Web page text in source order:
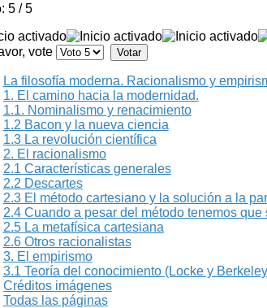
5/5
vote
La filosofía moderna. Racionalismo y
1. El camino hacia la modernidad.
1.1. Nominalismo y renacimiento
1.2 Bacon y la nueva ciencia
1.3 La revolución científica
2. El racionalismo
2.1 Características generales
2.2 Descartes
2.3 El método cartesiano y la solución a la
2.4 Cuando a pesar del método tenemos que
2.5 La metafísica cartesiana
2.6 Otros racionalistas
3. El empirismo
3.1 Teoría del conocimiento (Locke y
Créditos imágenes
Todas las páginas